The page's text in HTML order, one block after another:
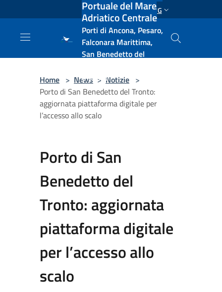
Salta al contenuto principale ENG
Portuale del Mare
Adriatico Centrale
Porti di Ancona, Pesaro,
Falconara Marittima,
San Benedetto del
e Vasto
Home > News > Notizie >
Porto di San Benedetto del Tronto:
aggiornata piattaforma digitale per
l’accesso allo scalo
Porto di San
Benedetto del
Tronto: aggiornata
piattaforma digitale
per l’accesso allo
scalo